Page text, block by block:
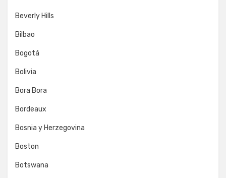
Beverly Hills
Bilbao
Bogotá
Bolivia
Bora Bora
Bordeaux
Bosnia y Herzegovina
Boston
Botswana